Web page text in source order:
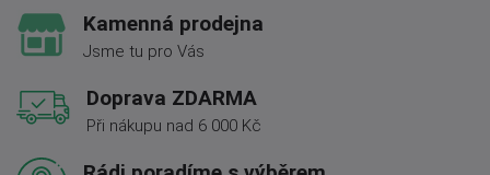
Kamenná prodejna
Jsme tu pro Vás
Doprava ZDARMA
Při nákupu nad 6 000 Kč